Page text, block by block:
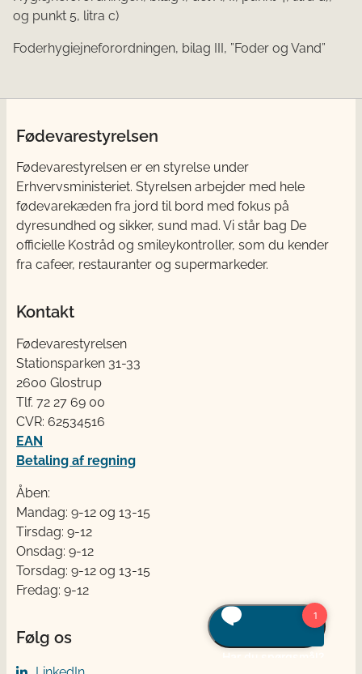
og punkt 5, litra c)
Foderhygiejneforordningen, bilag III, ”Foder og Vand”
Fødevarestyrelsen
Fødevarestyrelsen er en styrelse under
Erhvervsministeriet. Styrelsen arbejder med hele
fødevarekæden fra jord til bord med fokus på
dyresundhed og sikker, sund mad. Vi står bag De
officielle Kostråd og smileykontroller, som du kender
fra cafeer, restauranter og supermarkeder.
Kontakt
Fødevarestyrelsen
Stationsparken 31-33
2600 Glostrup
Tlf. 72 2​​​7 69 00
CVR: 62534516
EAN
Betaling af regning
Åben:
Mandag: 9-12 og 13-15
Tirsdag: 9-12
Onsdag: 9-12
Torsdag: 9-12 og 13-15
Fredag: 9-12
Følg os